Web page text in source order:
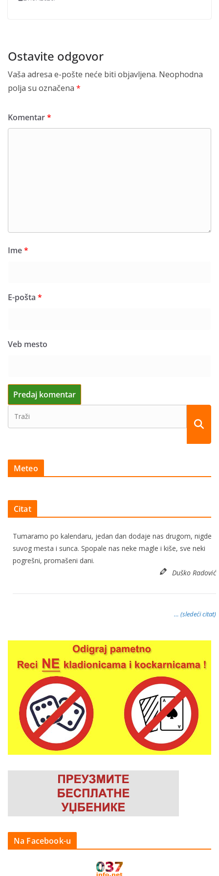
Ostavite odgovor
Vaša adresa e-pošte neće biti objavljena. Neophodna
polja su označena *
Komentar*
Ime*
E-pošta *
Veb mesto
Meteo
Citat
Tumaramo po kalendaru, jedan dan dodaje nas drugom, nigde
suvog mesta i sunca. Spopale nas neke magle i kiše, sve neki
pogrešni, promašeni dani.
Duško Radović
… (sledeći citat)
Na Facebook-u